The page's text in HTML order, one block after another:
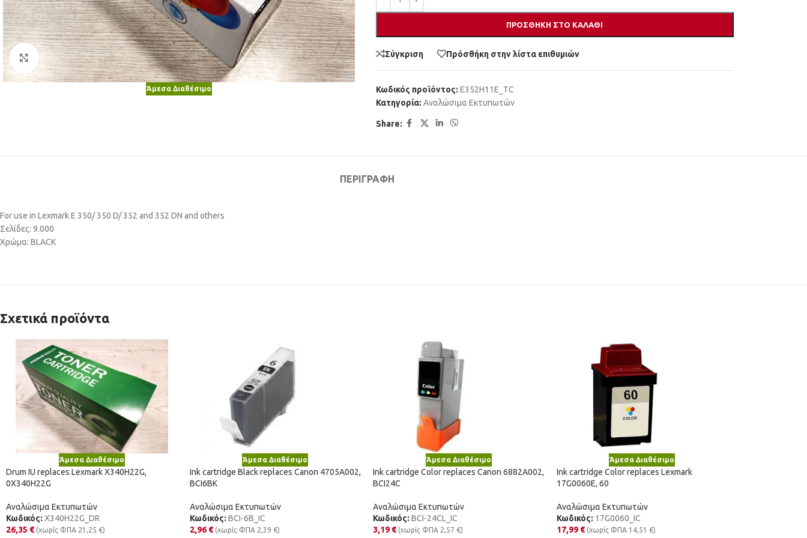
Κλικ για μεγέθυνση
Άμεσα Διαθέσιμο
ΠΡΟΣΘΉΚΗ ΣΤΟ ΚΑΛΆΘΙ
Σύγκριση Πρόσθήκη στην λίστα επιθυμιών
Κωδικός προϊόντος: E352H11E_TC
Κατηγορία: Αναλώσιμα Εκτυπωτών
Share:
ΠΕΡΙΓΡΑΦΉ
For use in Lexmark E 350/ 350 D/ 352 and 352 DN and others
Σελίδες: 9.000
Χρώμα: BLACK
Σχετικά προϊόντα
Άμεσα Διαθέσιμο
Drum IU replaces Lexmark X340H22G,
0X340H22G
Αναλώσιμα Εκτυπωτών
Κωδικός: X340H22G_DR
26,35 € (χωρίς ΦΠΑ 21,25 €)
Άμεσα Διαθέσιμο
Ink cartridge Black replaces Canon 4705A002,
BCI6BK
Αναλώσιμα Εκτυπωτών
Κωδικός: BCI-6B_IC
2,96 € (χωρίς ΦΠΑ 2,39 €)
Άμεσα Διαθέσιμο
Ink cartridge Color replaces Canon 6882A002,
BCI24C
Αναλώσιμα Εκτυπωτών
Κωδικός: BCI-24CL_IC
3,19 € (χωρίς ΦΠΑ 2,57 €)
Άμεσα Διαθέσιμο
Ink cartridge Color replaces Lexmark
17G0060E, 60
Αναλώσιμα Εκτυπωτών
Κωδικός: 17G0060_IC
17,99 € (χωρίς ΦΠΑ 14,51 €)